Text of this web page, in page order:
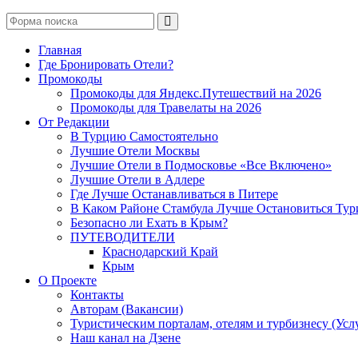
Главная
Где Бронировать Отели?
Промокоды
Промокоды для Яндекс.Путешествий на 2026
Промокоды для Травелаты на 2026
От Редакции
В Турцию Самостоятельно
Лучшие Отели Москвы
Лучшие Отели в Подмосковье «Все Включено»
Лучшие Отели в Адлере
Где Лучше Останавливаться в Питере
В Каком Районе Стамбула Лучше Остановиться
Безопасно ли Ехать в Крым?
ПУТЕВОДИТЕЛИ
Краснодарский Край
Крым
О Проекте
Контакты
Авторам (Вакансии)
Туристическим порталам, отелям и турбизнесу
Наш канал на Дзене